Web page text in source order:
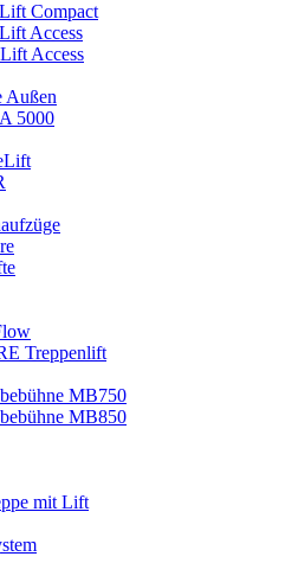
Compact
Access
Access
Außen
5000
Treppenlift
MB750
MB850
mit Lift